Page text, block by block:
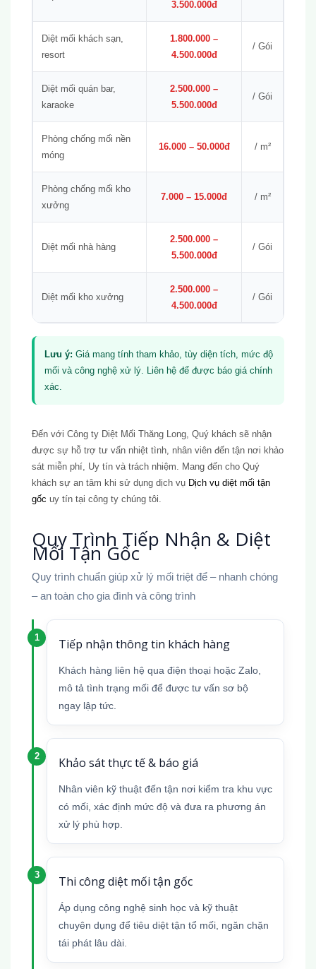
3.500.000đ
Diệt mối khách sạn,
resort
1.800.000 –
4.500.000đ
/ Gói
Diệt mối quán bar,
karaoke
2.500.000 –
5.500.000đ
/ Gói
Phòng chống mối nền
móng
16.000 – 50.000đ / m²
Phòng chống mối kho
xưởng
7.000 – 15.000đ / m²
Diệt mối nhà hàng
2.500.000 –
5.500.000đ
/ Gói
Diệt mối kho xưởng
2.500.000 –
4.500.000đ
/ Gói
Lưu ý: Giá mang tính tham khảo, tùy diện tích, mức độ
mối và công nghệ xử lý. Liên hệ để được báo giá chính
xác.
Đến với Công ty Diệt Mối Thăng Long, Quý khách sẽ nhận
được sự hỗ trợ tư vấn nhiệt tình, nhân viên đến tận nơi khảo
sát miễn phí, Uy tín và trách nhiệm. Mang đến cho Quý
khách sự an tâm khi sử dụng dịch vụ Dịch vụ diệt mối tận
gốc uy tín tại công ty chúng tôi.
Quy Trình Tiếp Nhận & Diệt
Mối Tận Gốc
Quy trình chuẩn giúp xử lý mối triệt để – nhanh chóng
– an toàn cho gia đình và công trình
Tiếp nhận thông tin khách hàng
Khách hàng liên hệ qua điện thoại hoặc Zalo,
mô tả tình trạng mối để được tư vấn sơ bộ
ngay lập tức.
Khảo sát thực tế & báo giá
Nhân viên kỹ thuật đến tận nơi kiểm tra khu vực
có mối, xác định mức độ và đưa ra phương án
xử lý phù hợp.
Thi công diệt mối tận gốc
Áp dụng công nghệ sinh học và kỹ thuật
chuyên dụng để tiêu diệt tận tổ mối, ngăn chặn
tái phát lâu dài.